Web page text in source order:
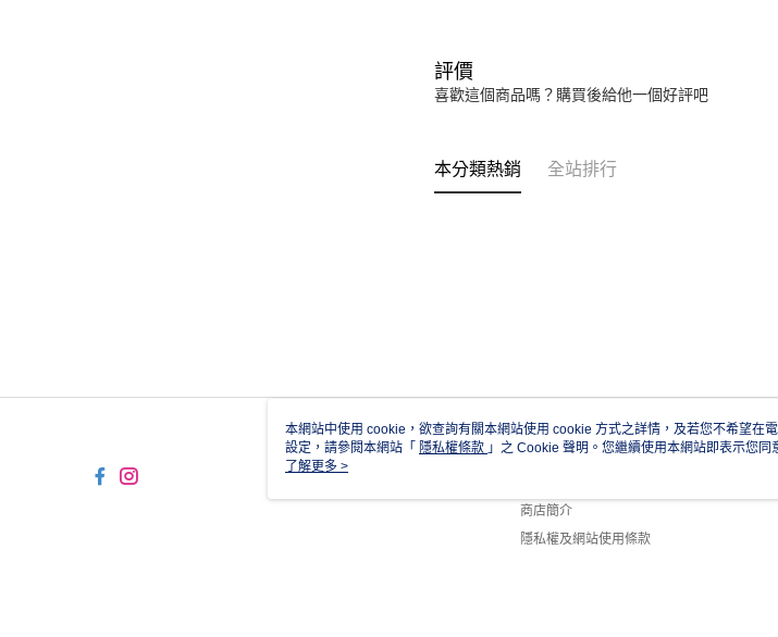
評價
喜歡這個商品嗎？購買後給他一個好評吧
本分類熱銷 全站排行
關於我們
商店簡介
隱私權及網站使用條款
本網站中使用 cookie，欲查詢有關本網站使用 cookie 方式之詳情，及若您不希望在
設定，請參閱本網站「 隱私權條款 」之 Cookie 聲明。您繼續使用本網站即表示您
使用 cookie。
了解更多 >